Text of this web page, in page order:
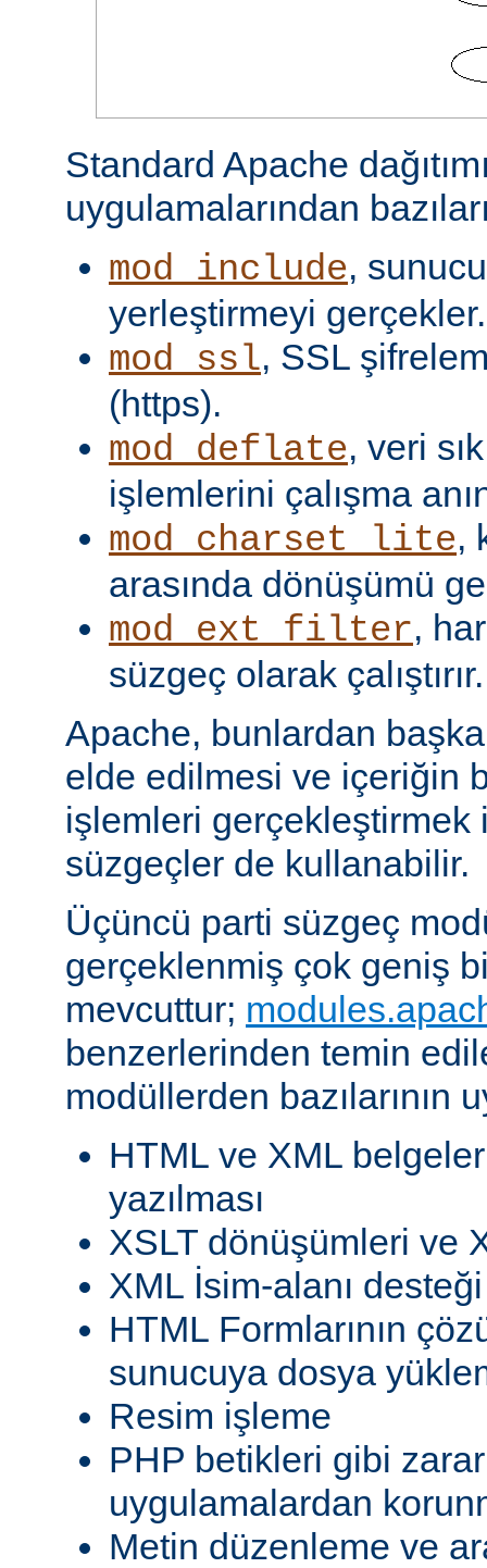
Standard Apache
uygulamalarından
mod_include,
yerleştirmeyi gerçekler.
mod_ssl, SSL
(https).
mod_deflate, veri
işlemlerini çalışma
mod_charset_lite,
arasında dönüşümü
mod_ext_filter,
süzgeç olarak çalıştırır.
Apache, bunlardan
elde edilmesi ve içeriğin
işlemleri gerçekleştirmek
süzgeçler de kullanabilir.
Üçüncü parti süzgeç
gerçeklenmiş çok geniş
mevcuttur;
benzerlerinden temin
modüllerden bazılarının
HTML ve XML
yazılması
XSLT dönüşümleri ve
XML İsim-alanı desteği
HTML Formlarının
sunucuya dosya
Resim işleme
PHP betikleri gibi
uygulamalardan
Metin düzenleme ve